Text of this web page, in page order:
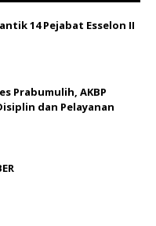
14 Pejabat Esselon II
Prabumulih, AKBP
dan Pelayanan